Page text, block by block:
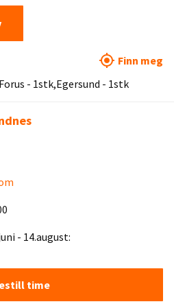
- 1stk Egersund - 1stk
Finn meg
- 14.august:
time